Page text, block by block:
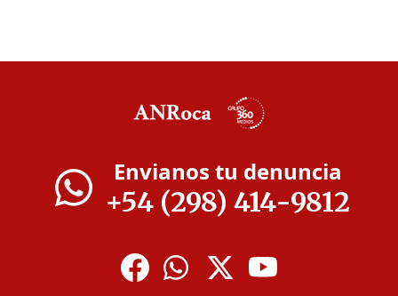
Envianos tu denuncia
+54 (298) 414-9812